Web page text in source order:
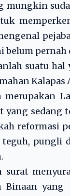
mungkin
belum
suatu hal
Kalapas
merupakan
yang
reformasi
teguh, pungli
surat
Binaan